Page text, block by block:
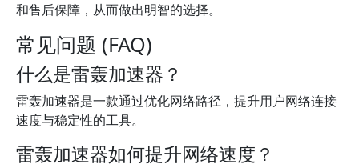
和售后保障，从而做出明智的选择。
常见问题 (FAQ)
什么是雷轰加速器？
雷轰加速器是一款通过优化网络路径，提升用户网络连接
速度与稳定性的工具。
雷轰加速器如何提升网络速度？